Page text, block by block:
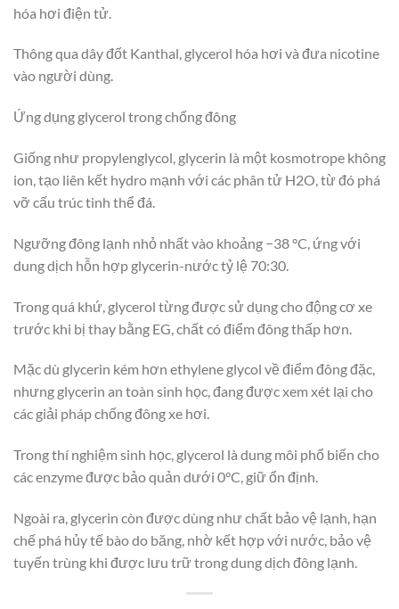
hóa hơi điện tử.
Thông qua dây đốt Kanthal, glycerol hóa hơi và đưa nicotine
vào người dùng.
Ứng dụng glycerol trong chống đông
Giống như propylenglycol, glycerin là một kosmotrope không
ion, tạo liên kết hydro mạnh với các phân tử H2O, từ đó phá
vỡ cấu trúc tinh thể đá.
Ngưỡng đông lạnh nhỏ nhất vào khoảng −38 °C, ứng với
dung dịch hỗn hợp glycerin-nước tỷ lệ 70:30.
Trong quá khứ, glycerol từng được sử dụng cho động cơ xe
trước khi bị thay bằng EG, chất có điểm đông thấp hơn.
Mặc dù glycerin kém hơn ethylene glycol về điểm đông đặc,
nhưng glycerin an toàn sinh học, đang được xem xét lại cho
các giải pháp chống đông xe hơi.
Trong thí nghiệm sinh học, glycerol là dung môi phổ biến cho
các enzyme được bảo quản dưới 0°C, giữ ổn định.
Ngoài ra, glycerin còn được dùng như chất bảo vệ lạnh, hạn
chế phá hủy tế bào do băng, nhờ kết hợp với nước, bảo vệ
tuyến trùng khi được lưu trữ trong dung dịch đông lạnh.